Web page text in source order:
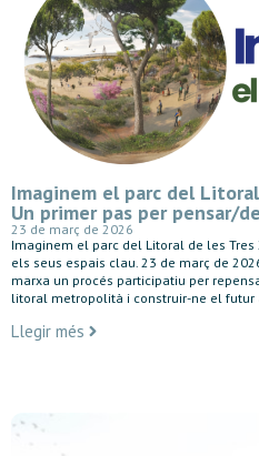
Imaginem el parc del
Un primer pas per pensar/
23 de març de 2026
Imaginem el parc del Litoral de les
els seus espais clau. 23 de març de
marxa un procés participatiu per
litoral metropolità i construir-ne el futur
Llegir més